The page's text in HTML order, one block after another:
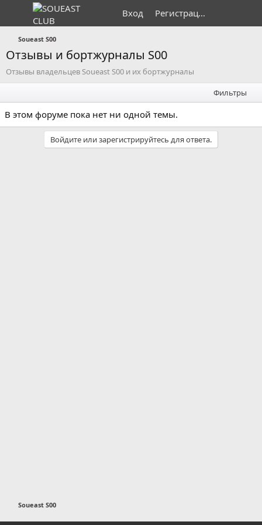
Вход Регистрация
Soueast S00
Отзывы и бортжурналы S00
Отзывы владельцев Soueast S00 и их бортжурналы
Фильтры
В этом форуме пока нет ни одной темы.
Войдите или зарегистрируйтесь для ответа.
Soueast S00